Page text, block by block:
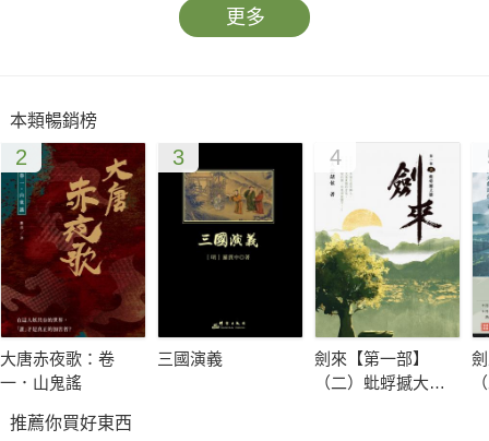
更多
本類暢銷榜
2
大唐赤夜歌：卷
一．山鬼謠
3
三國演義
4
劍來【第一部】
（二）蚍蜉撼大樹
推薦你買好東西